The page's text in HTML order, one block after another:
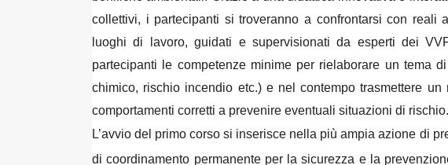
collettivi, i partecipanti si troveranno a confrontarsi con
luoghi di lavoro, guidati e supervisionati da esperti dei
partecipanti le competenze minime per rielaborare un tema
chimico, rischio incendio etc.) e nel contempo trasmettere
comportamenti corretti a prevenire eventuali situazioni di rischio.
L’avvio del primo corso si inserisce nella più ampia azione di
di coordinamento permanente per la sicurezza e la